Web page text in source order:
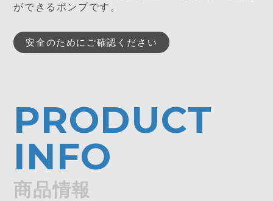
ができるポンプです。
安全のためにご確認ください
PRODUCT
INFO
商品情報